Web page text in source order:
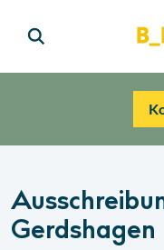
Gerdshagen